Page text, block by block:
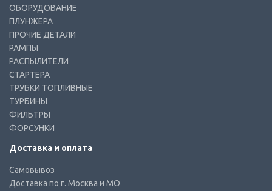
ОБОРУДОВАНИЕ
ПЛУНЖЕРА
ПРОЧИЕ ДЕТАЛИ
РАМПЫ
РАСПЫЛИТЕЛИ
СТАРТЕРА
ТРУБКИ ТОПЛИВНЫЕ
ТУРБИНЫ
ФИЛЬТРЫ
ФОРСУНКИ
Доставка и оплата
Самовывоз
Доставка по г. Москва и МО